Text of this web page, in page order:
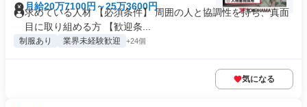
月給20万7100円～25万3600円
求めている人材 【必須条件】 周囲の人と協調性を持ち、真面
目に取り組める方 【歓迎条...
制服あり 業界未経験歓迎 +24個
気になる